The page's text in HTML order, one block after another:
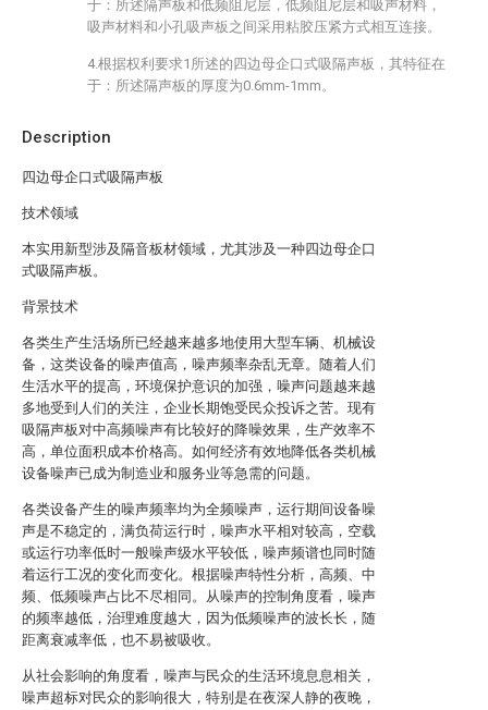
Description
四边母企口式吸隔声板
技术领域
本实用新型涉及隔音板材领域，尤其涉及一种四边母企口
式吸隔声板。
背景技术
各类生产生活场所已经越来越多地使用大型车辆、机械设
备，这类设备的噪声值高，噪声频率杂乱无章。随着人们
生活水平的提高，环境保护意识的加强，噪声问题越来越
多地受到人们的关注，企业长期饱受民众投诉之苦。现有
吸隔声板对中高频噪声有比较好的降噪效果，生产效率不
高，单位面积成本价格高。如何经济有效地降低各类机械
设备噪声已成为制造业和服务业等急需的问题。
各类设备产生的噪声频率均为全频噪声，运行期间设备噪
声是不稳定的，满负荷运行时，噪声水平相对较高，空载
或运行功率低时一般噪声级水平较低，噪声频谱也同时随
着运行工况的变化而变化。根据噪声特性分析，高频、中
频、低频噪声占比不尽相同。从噪声的控制角度看，噪声
的频率越低，治理难度越大，因为低频噪声的波长长，随
距离衰减率低，也不易被吸收。
从社会影响的角度看，噪声与民众的生活环境息息相关，
噪声超标对民众的影响很大，特别是在夜深人静的夜晚，
于：所述隔声板和低频阻尼层，低频阻尼层和吸声材料，
吸声材料和小孔吸声板之间采用粘胶压紧方式相互连接。
4.根据权利要求1所述的四边母企口式吸隔声板，其特征在
于：所述隔声板的厚度为0.6mm-1mm。